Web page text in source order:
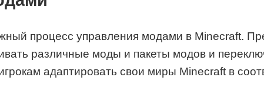
процесс управления модами в Minecraft.
различные моды и пакеты модов и
адаптировать свои миры Minecraft в